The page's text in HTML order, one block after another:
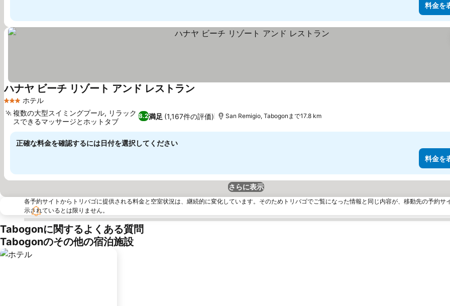
料金を
3 ホテルのランク
ホテル
ハナヤ ビーチ リゾート アンド レストラン
8.2満足 (1,167件の評価)
複数の大型スイミングプール, リラック
スできるマッサージとホットタブ
San Remigio, Tabogonまで17.8 km
正確な料金を確認するには日付を選択してください
料金を
さらに表示
各予約サイトからトリバゴに提供される料金と空室状況は、継続的に変化しています。そのためトリバゴでご覧になった情報と同じ内容が、移動先の予約サ
示されているとは限りません。
Tabogonに関するよくある質問
Tabogonのその他の宿泊施設